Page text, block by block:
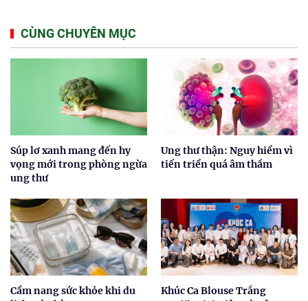
CÙNG CHUYÊN MỤC
Súp lơ xanh mang đến hy
vọng mới trong phòng ngừa
ung thư
Ung thư thận: Nguy hiểm vì
tiến triển quá âm thầm
Cẩm nang sức khỏe khi du
Khúc Ca Blouse Trắng